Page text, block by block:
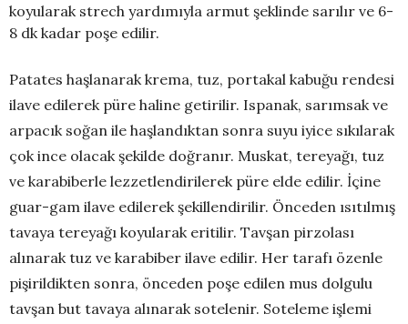
koyularak strech yardımıyla armut şeklinde sarılır ve 6-
8 dk kadar poşe edilir.
Patates haşlanarak krema, tuz, portakal kabuğu rendesi
ilave edilerek püre haline getirilir. Ispanak, sarımsak ve
arpacık soğan ile haşlandıktan sonra suyu iyice sıkılarak
çok ince olacak şekilde doğranır. Muskat, tereyağı, tuz
ve karabiberle lezzetlendirilerek püre elde edilir. İçine
guar-gam ilave edilerek şekillendirilir. Önceden ısıtılmış
tavaya tereyağı koyularak eritilir. Tavşan pirzolası
alınarak tuz ve karabiber ilave edilir. Her tarafı özenle
pişirildikten sonra, önceden poşe edilen mus dolgulu
tavşan but tavaya alınarak sotelenir. Soteleme işlemi